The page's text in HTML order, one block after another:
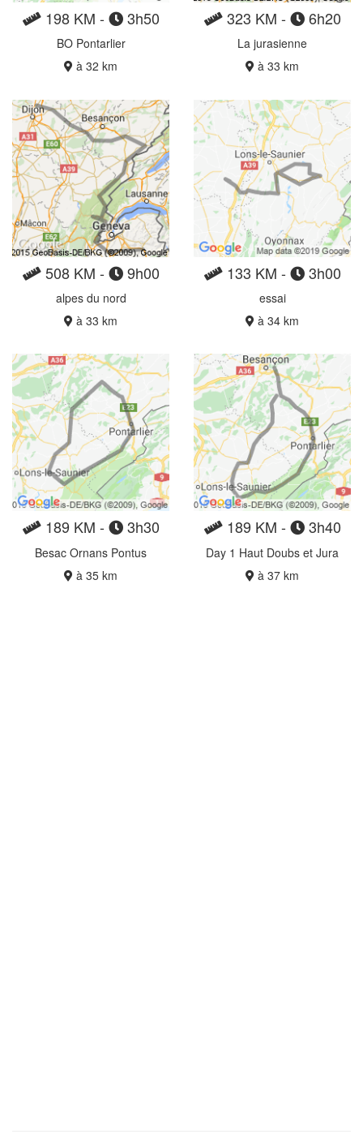
198 KM - 3h50
BO Pontarlier
à 32 km
323 KM - 6h20
La jurasienne
à 33 km
508 KM - 9h00
alpes du nord
à 33 km
133 KM - 3h00
essai
à 34 km
189 KM - 3h30
Besac Ornans Pontus
à 35 km
189 KM - 3h40
Day 1 Haut Doubs et Jura
à 37 km